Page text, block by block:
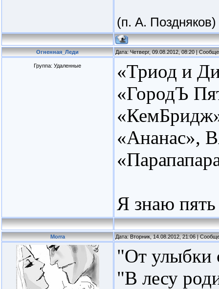
(п. А. Поздняков)
Огненная_Леди Дата: Четверг, 09.08.2012, 08:20 |
Группа: Удаленные
«Триод и
«ГородЪ
«Ананас»,
Я знаю пять
Morra Дата: Вторник, 14.08.2012, 21:06 |
"От улыбки
"В лесу